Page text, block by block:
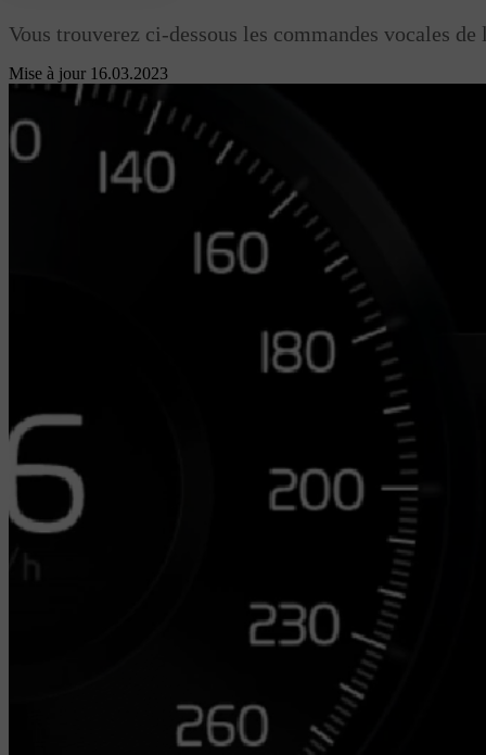
Mise à jour 16.03.2023
Vous trouverez ci-dessous les commandes vocales